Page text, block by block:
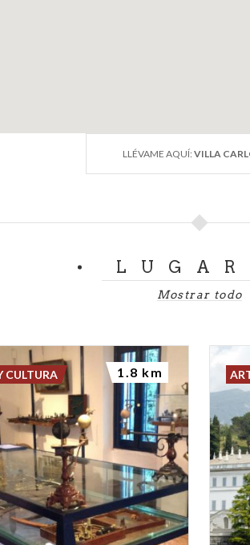
LLÉVAME AQUÍ: VILLA
Mostrar todo
CULTURA 1.8 km